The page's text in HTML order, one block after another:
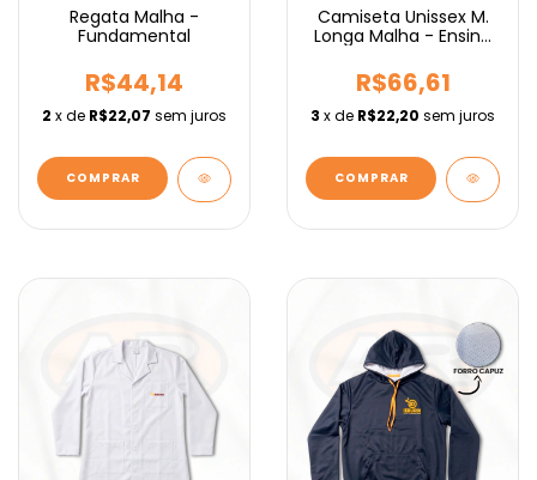
Regata Malha -
Fundamental
R$44,14
2 x de R$22,07 sem juros
COMPRAR
Camiseta Unissex M.
Longa Malha - Ensino
R$66,61
3 x de R$22,20 sem juros
COMPRAR